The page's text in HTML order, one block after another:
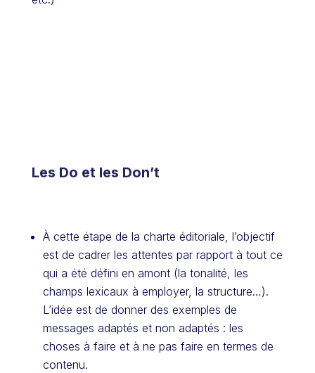
Les Do et les Don’t
À cette étape de la charte éditoriale, l’objectif
est de cadrer les attentes par rapport à tout ce
qui a été défini en amont (la tonalité, les
champs lexicaux à employer, la structure…).
L’idée est de donner des exemples de
messages adaptés et non adaptés : les
choses à faire et à ne pas faire en termes de
contenu.